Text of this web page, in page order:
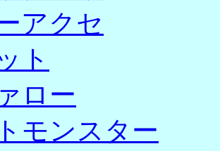
アクセ
ト
ロー
モンスター